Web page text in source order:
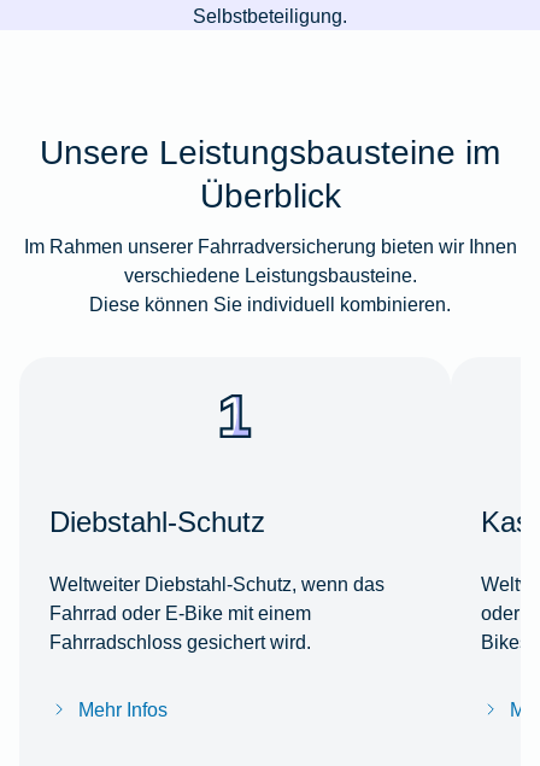
Selbstbeteiligung.
Unsere Leistungsbausteine im
Überblick
Im Rahmen unserer Fahrradversicherung bieten wir Ihnen
verschiedene Leistungsbausteine.
Diese können Sie individuell kombinieren.
Diebstahl-Schutz
Weltweiter Diebstahl-Schutz, wenn das
Fahrrad oder E-Bike mit einem
Fahrradschloss gesichert wird.
Mehr Infos
oder
Bikes